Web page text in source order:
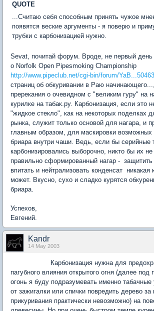
QUOTE
...Считаю себя способным принять чужое
появятся веские аргументы - я поверю и
трубки с карбонизацией нужно.
Sevat, почитай форум. Вроде, не первый день
о Norfolk Open Pipesmoking Championship
http://www.pipeclub.net/cgi-bin/forum/
страниц об обкуривании в Раю
пререкания о очевидном с "великим гуру" на
курилке на табак.ру. Карбонизация, если это
"жидкое стекло", как на некоторых поделках
рынка, служит только основой для нагара, и
главным образом, для маскировки возможных
бриара внутри чаши. Ведь, если бы серийные
карбонизировались выборочно, никто бы их
правильно сформированный нагар - защитить
впитать и нейтрализовать конденсат никакая
может. Вкусно, сухо и сладко курятся
бриара.
Успехов,
Евгений.
Kandr
14 May 2003
Карбонизация нужна для
пагубного влияния открытого огня (далее под
огонь я буду подразумевать именно табачные
от зажигалки или спички повредить дерево за
прикуривания практически невозможно) на